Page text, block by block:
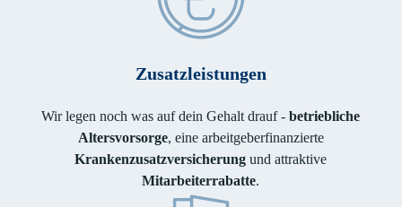
Zusatzleistungen
Wir legen noch was auf dein Gehalt drauf -betriebliche
Altersvorsorge, eine arbeitgeberfinanzierte
Krankenzusatzversicherungund attraktive
Mitarbeiterrabatte.